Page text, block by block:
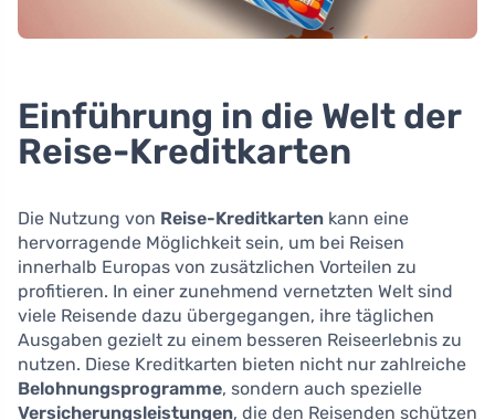
Einführung in die Welt der
Reise-Kreditkarten
Die Nutzung von Reise-Kreditkarten kann eine
hervorragende Möglichkeit sein, um bei Reisen
innerhalb Europas von zusätzlichen Vorteilen zu
profitieren. In einer zunehmend vernetzten Welt sind
viele Reisende dazu übergegangen, ihre täglichen
Ausgaben gezielt zu einem besseren Reiseerlebnis zu
nutzen. Diese Kreditkarten bieten nicht nur zahlreiche
Belohnungsprogramme, sondern auch spezielle
Versicherungsleistungen, die den Reisenden schützen